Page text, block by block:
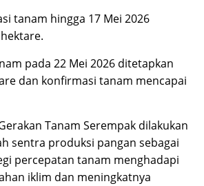
tanam hingga 17 Mei 2026
pada 22 Mei 2026 ditetapkan
dan konfirmasi tanam mencapai
Tanam Serempak dilakukan
sentra produksi pangan sebagai
percepatan tanam menghadapi
iklim dan meningkatnya